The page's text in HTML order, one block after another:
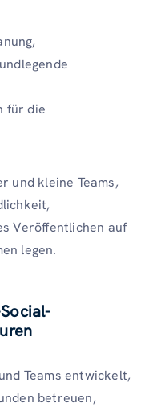
für die
und kleine Teams,
Veröffentlichen auf
legen.
Teams entwickelt,
betreuen,